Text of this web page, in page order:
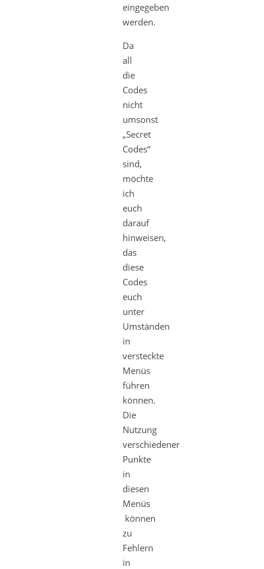
eingegeben
werden.
Da
all
die
Codes
nicht
umsonst
„Secret
Codes“
sind,
möchte
ich
euch
darauf
hinweisen,
das
diese
Codes
euch
unter
Umständen
in
versteckte
Menüs
führen
können.
Die
Nutzung
verschiedener
Punkte
in
diesen
Menüs
können
zu
Fehlern
in